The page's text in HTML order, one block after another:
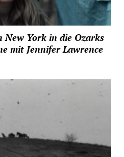
New York in die Ozarks
mit Jennifer Lawrence